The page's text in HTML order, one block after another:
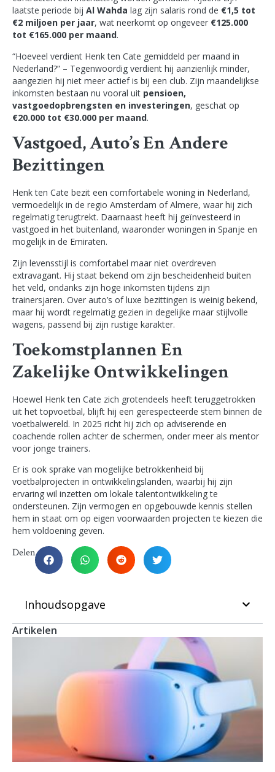
laatste periode bij Al Wahda lag zijn salaris rond de €1,5 tot
€2 miljoen per jaar, wat neerkomt op ongeveer €125.000
tot €165.000 per maand.
“Hoeveel verdient Henk ten Cate gemiddeld per maand in
Nederland?” – Tegenwoordig verdient hij aanzienlijk minder,
aangezien hij niet meer actief is bij een club. Zijn maandelijkse
inkomsten bestaan nu vooral uit pensioen,
vastgoedopbrengsten en investeringen, geschat op
€20.000 tot €30.000 per maand.
Vastgoed, Auto’s En Andere
Bezittingen
Henk ten Cate bezit een comfortabele woning in Nederland,
vermoedelijk in de regio Amsterdam of Almere, waar hij zich
regelmatig terugtrekt. Daarnaast heeft hij geïnvesteerd in
vastgoed in het buitenland, waaronder woningen in Spanje en
mogelijk in de Emiraten.
Zijn levensstijl is comfortabel maar niet overdreven
extravagant. Hij staat bekend om zijn bescheidenheid buiten
het veld, ondanks zijn hoge inkomsten tijdens zijn
trainersjaren. Over auto’s of luxe bezittingen is weinig bekend,
maar hij wordt regelmatig gezien in degelijke maar stijlvolle
wagens, passend bij zijn rustige karakter.
Toekomstplannen En
Zakelijke Ontwikkelingen
Hoewel Henk ten Cate zich grotendeels heeft teruggetrokken
uit het topvoetbal, blijft hij een gerespecteerde stem binnen de
voetbalwereld. In 2025 richt hij zich op adviserende en
coachende rollen achter de schermen, onder meer als mentor
voor jonge trainers.
Er is ook sprake van mogelijke betrokkenheid bij
voetbalprojecten in ontwikkelingslanden, waarbij hij zijn
ervaring wil inzetten om lokale talentontwikkeling te
ondersteunen. Zijn vermogen en opgebouwde kennis stellen
hem in staat om op eigen voorwaarden projecten te kiezen die
hem voldoening geven.
Delen
Inhoudsopgave
Artikelen